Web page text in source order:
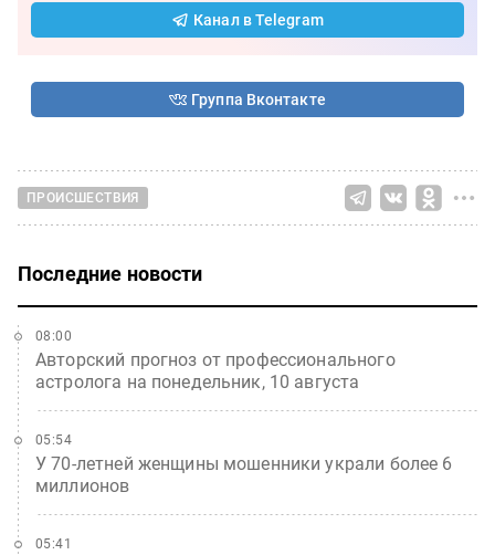
Канал в Telegram
Группа Вконтакте
ПРОИСШЕСТВИЯ
Последние новости
Авторский прогноз от профессионального
астролога на понедельник, 10 августа
08:00
У 70-летней женщины мошенники украли более 6
миллионов
05:54
05:41